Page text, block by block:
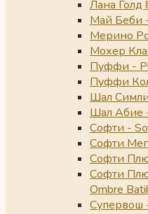
Лана Голд
Май Беби
Мерино
Мохер
Пуффи -
Пуффи
Шал
Шал Абие
Софти -
Софти
Софти
Софти
Ombre
Супервош